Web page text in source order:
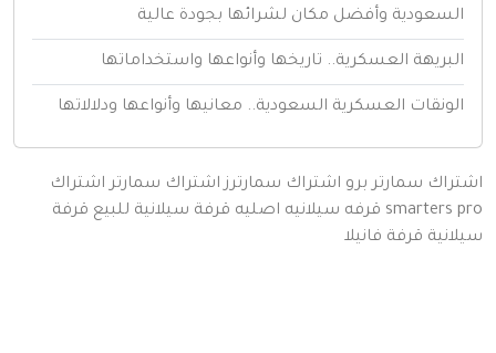
وأفضل مكان لشرائها بجودة عالية
العسكرية.. تاريخها وأنواعها واستخداماتها
العسكرية السعودية.. معانيها وأنواعها ودلالاتها
سمارتر برو اشتراك سمارترز اشتراك سمارتر اشتراك
smarters قرفه سيلانيه اصليه قرفة سيلانية للبيعقرفة
قرفة فانيلا